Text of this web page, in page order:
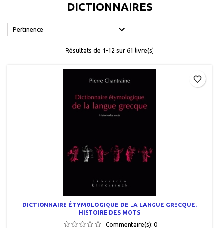
DICTIONNAIRES
Pertinence 
Résultats de 1-12 sur 61 livre(s)
DICTIONNAIRE ÉTYMOLOGIQUE DE LA LANGUE GRECQUE.
HISTOIRE DES MOTS
Commentaire(s): 0
favorite_border